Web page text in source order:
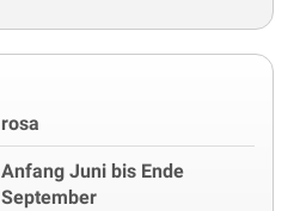
rosa
Anfang Juni bis Ende
September